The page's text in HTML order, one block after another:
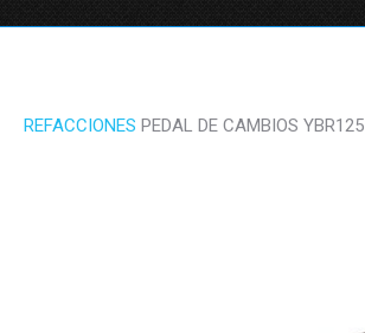
REFACCIONES PEDAL DE CAMBIOS YBR125